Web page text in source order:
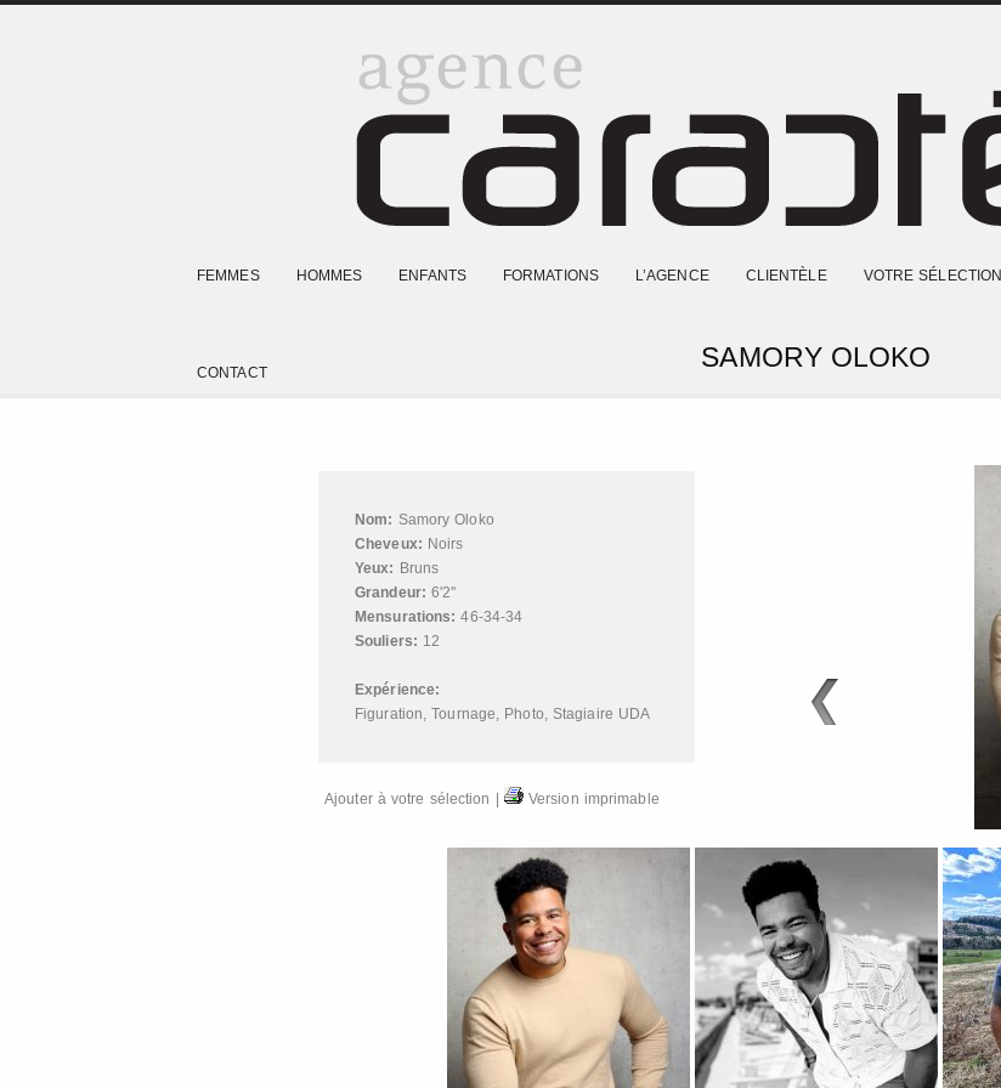
FEMMES HOMMES ENFANTS FORMATIONS L’AGENCE CLIENTÈLE VOTRE SÉLECTION
CONTACT SAMORY OLOKO
Nom: Samory Oloko
Cheveux: Noirs
Yeux: Bruns
Grandeur: 6'2''
Mensurations: 46-34-34
Souliers: 12
Expérience:
Figuration,Tournage, Photo, Stagiaire UDA
Ajouter à votre sélection Version imprimable